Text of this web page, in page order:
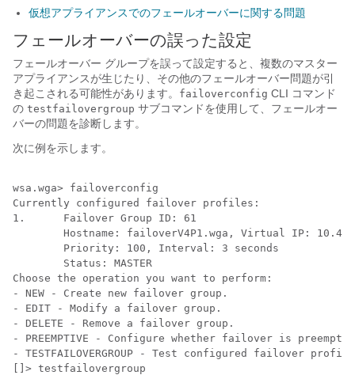
仮想アプライアンスでのフェールオーバーに関する問題
フェールオーバーの誤った設定
フェールオーバー グループを誤って設定すると、複数のマスター
アプライアンスが生じたり、その他のフェールオーバー問題が引
き起こされる可能性があります。 failoverconfig CLI コマンド
の testfailovergroup サブコマンドを使用して、フェールオー
バーの問題を診断します。
次に例を示します。
wsa.wga> failoverconfig
Currently configured failover profiles:
1.      Failover Group ID: 61
Hostname: failoverV4P1.wga, Virtual IP:
        Priority: 100, Interval: 3 seconds
        Status: MASTER
Choose the operation you want to perform:
- NEW - Create new failover group.
- EDIT - Modify a failover group.
- DELETE - Remove a failover group.
- PREEMPTIVE - Configure whether failover is
- TESTFAILOVERGROUP - Test configured failover
[]> testfailovergroup